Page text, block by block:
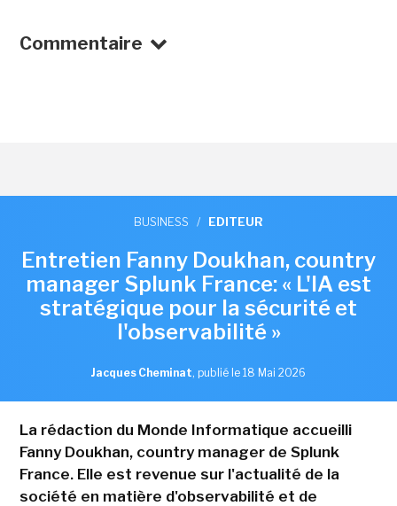
Commentaire
BUSINESS / EDITEUR
Entretien Fanny Doukhan, country
manager Splunk France: « L'IA est
stratégique pour la sécurité et
l'observabilité »
Jacques Cheminat, publié le 18 Mai 2026
La rédaction du Monde Informatique accueilli
Fanny Doukhan, country manager de Splunk
France. Elle est revenue sur l'actualité de la
société en matière d'observabilité et de